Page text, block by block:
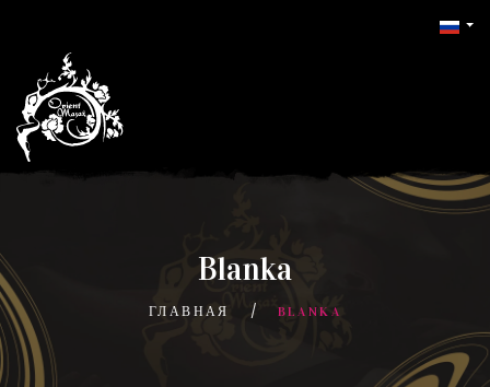
Blanka
ГЛАВНАЯ BLANKA